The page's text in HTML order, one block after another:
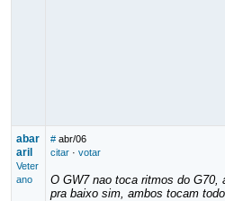
abar
aril
Veter
ano
# abr/06
citar· votar
O GW7 nao toca ritmos do G70,
pra baixo sim, ambos tocam